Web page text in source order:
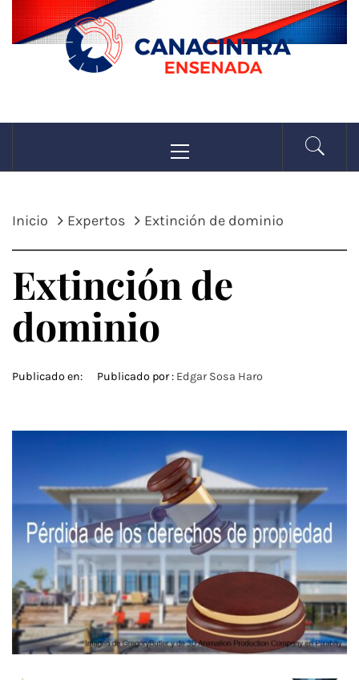
Saltar
contenido
CANACINTRA
ENSENADA
principal
Inicio Expertos Extinción de dominio
Extinción de
dominio
Publicado en: Publicado por : Edgar Sosa Haro